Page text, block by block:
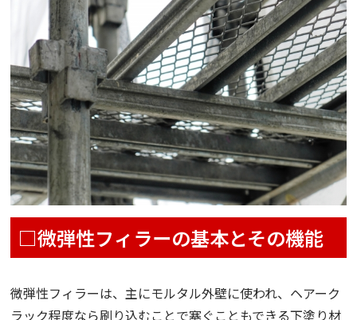
□微弾性フィラーの基本とその機能
微弾性フィラーは、主にモルタル外壁に使われ、ヘアーク
ラック程度なら刷り込むことで塞ぐこともできる下塗り材